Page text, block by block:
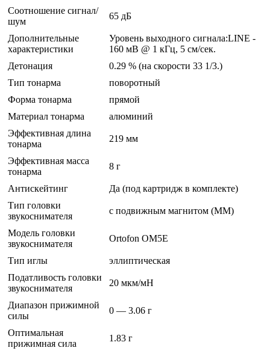
Соотношение сигнал/
шум
65 дБ
Дополнительные
характеристики
Уровень выходного сигнала:LINE -
160 мВ @ 1 кГц, 5 см/сек.
Детонация
0.29 % (на скорости 33 1/3.)
Тип тонарма
поворотный
Форма тонарма
прямой
Материал тонарма
алюминий
Эффективная длина
тонарма
219 мм
Эффективная масса
тонарма
8 г
Антискейтинг
Да (под картридж в комплекте)
Тип головки
звукоснимателя
с подвижным магнитом (MM)
Модель головки
звукоснимателя
Ortofon OM5E
Тип иглы
эллиптическая
Податливость головки
звукоснимателя
20 мкм/мН
Диапазон прижимной
силы
0 — 3.06 г
Оптимальная
прижимная сила
1.83 г